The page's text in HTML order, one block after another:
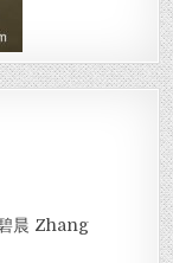
晨 Zhang